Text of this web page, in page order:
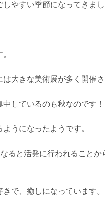
やすい季節になってきまし
大きな美術展が多く開催さ
しているのも秋なのです！
うになったようです。
ると活発に行われること
で、癒しになっています。